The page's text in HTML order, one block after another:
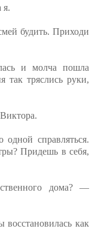
я.
будить. Приходи
и молча пошла
так тряслись руки,
справляться.
Придешь в себя,
дома? —
как